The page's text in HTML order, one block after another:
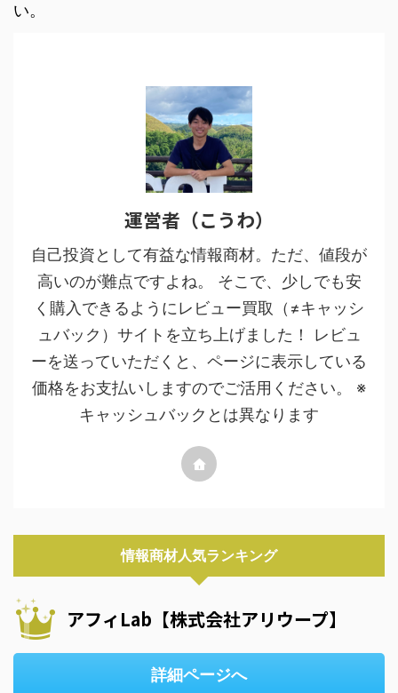
い。
運営者（こうわ）
自己投資として有益な情報商材。ただ、値段が
高いのが難点ですよね。 そこで、少しでも安
く購入できるようにレビュー買取（≠キャッシ
ュバック）サイトを立ち上げました！ レビュ
ーを送っていただくと、ページに表示している
価格をお支払いしますのでご活用ください。 ※
キャッシュバックとは異なります
情報商材人気ランキング
アフィLab【株式会社アリウープ】
詳細ページへ